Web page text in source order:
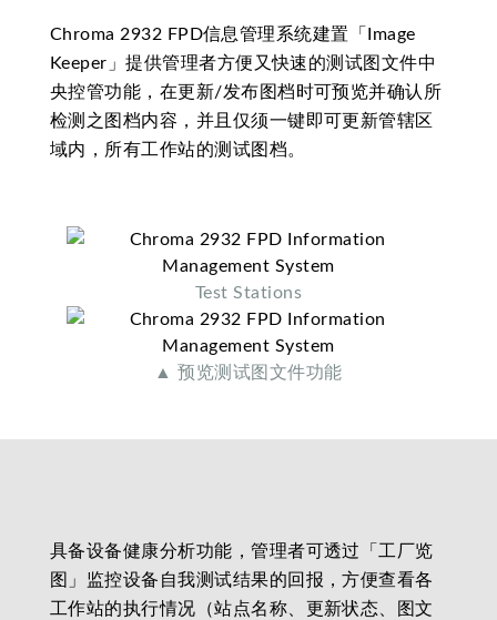
Chroma 2932 FPD信息管理系统建置「Image
Keeper」提供管理者方便又快速的测试图文件中
央控管功能，在更新/发布图档时可预览并确认所
检测之图档内容，并且仅须一键即可更新管辖区
域内，所有工作站的测试图档。
Test Stations
▲ 预览测试图文件功能
具备设备健康分析功能，管理者可透过「工厂览
图」监控设备自我测试结果的回报，方便查看各
工作站的执行情况（站点名称、更新状态、图文